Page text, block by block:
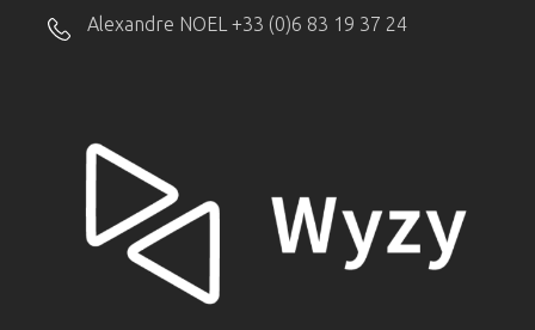
Alexandre NOEL +33 (0)6 83 19 37 24